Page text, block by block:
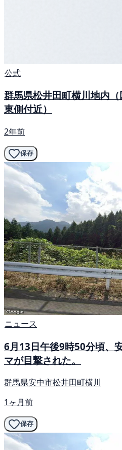
公式
群馬県松井田町横川地内
東側付近）
2年前
保存
ニュース
6月13日午後9時50分頃、
マが目撃された。
群馬県安中市松井田町横川
1ヶ月前
保存